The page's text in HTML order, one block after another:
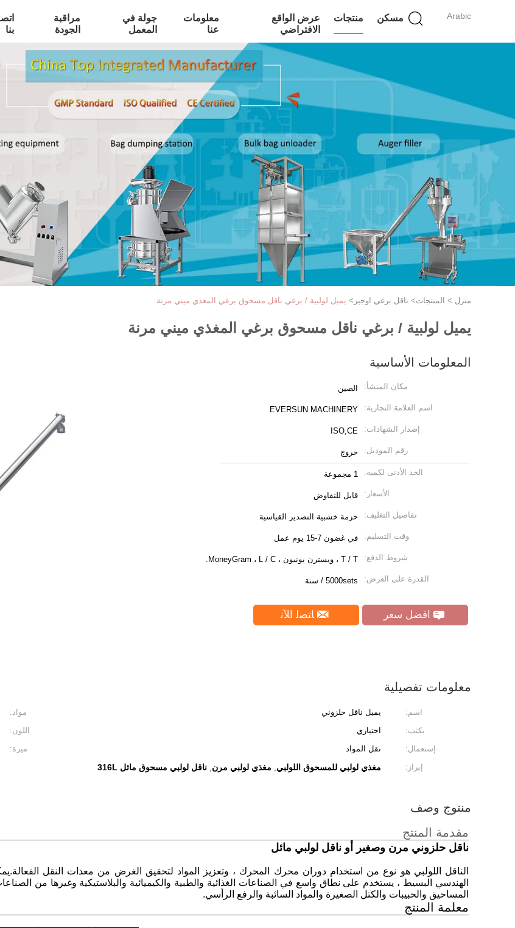
Arabic مسكن منتجات
عرض الواقع
الافتراضي
معلومات
عنا
جولة في
المعمل
مراقبة
الجودة
بنا
منزل > المنتجات> ناقل برغي اوجير > يميل لولبية / برغي ناقل مسحوق برغي المغذي ميني مرنة
يميل لولبية / برغي ناقل مسحوق برغي المغذي ميني مرنة
المعلومات الأساسية
مكان المنشأ: الصين
اسم العلامة التجارية: EVERSUN MACHINERY
إصدار الشهادات: ISO,CE
رقم الموديل: خروج
الحد الأدنى لكمية: 1 مجموعة
الأسعار: قابل للتفاوض
تفاصيل التغليف: حزمة خشبية التصدير القياسية
وقت التسليم: في غضون 7-15 يوم عمل
شروط الدفع: T / T ، ويسترن يونيون ، MoneyGram ، L / C.
القدرة على العرض: 5000sets / سنة
افضل سعر ﺎﺘﺼﻟ ﺍﻶﻧ
معلومات تفصيلية
اسم: يميل ناقل حلزوني مواد:
يكتب:
اختياري اللون:
إستعمال:
نقل المواد ميزة:
إبراز:
مغذي لولبي للمسحوق اللولبي, مغذي لولبي مرن, ناقل لولبي مسحوق مائل 316L
منتوج وصف
مقدمة المنتج
ناقل حلزوني مرن وصغير أو ناقل لولبي مائل
الناقل اللولبي هو نوع من استخدام دوران محرك المحرك ، وتعزيز المواد لتحقيق الغرض من معدات النقل
الهندسي البسيط ، يستخدم على نطاق واسع في الصناعات الغذائية والطبية والكيميائية والبلاستيكية وغيرها من
المساحيق والحبيبات والكتل الصغيرة والمواد السائبة والرفع الرأسي.
معلمة المنتج